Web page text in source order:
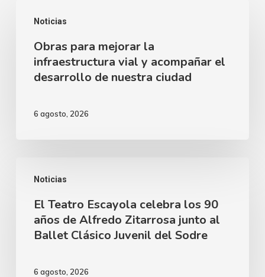
Noticias
para
mejorar
infraestructura
acompañar
desarrollo
nuestra
ciudad
Obras para mejorar la
infraestructura vial y acompañar el
desarrollo de nuestra ciudad
6 agosto, 2026
Noticias
Teatro
Escayola
celebra
El Teatro Escayola celebra los 90
años de Alfredo Zitarrosa junto al
Ballet Clásico Juvenil del Sodre
6 agosto, 2026